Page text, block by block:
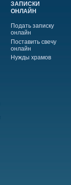
ЗАПИСКИ
ОНЛАЙН
Подать записку
онлайн
Поставить свечу
онлайн
Нужды храмов